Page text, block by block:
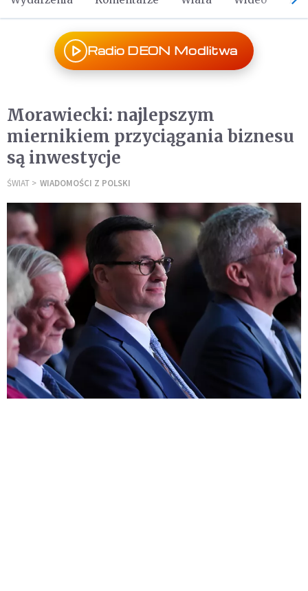
Radio DEON Modlitwa
Morawiecki: najlepszym
miernikiem przyciągania biznesu
są inwestycje
ŚWIAT WIADOMOŚCI Z POLSKI